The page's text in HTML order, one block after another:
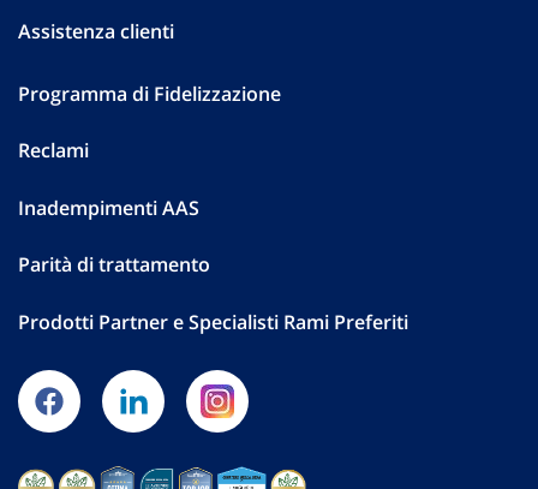
Assistenza clienti
Programma di Fidelizzazione
Reclami
Inadempimenti AAS
Parità di trattamento
Prodotti Partner e Specialisti Rami Preferiti